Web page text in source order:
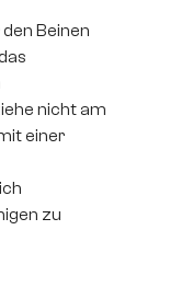
Beinen
nicht am
einer
zu